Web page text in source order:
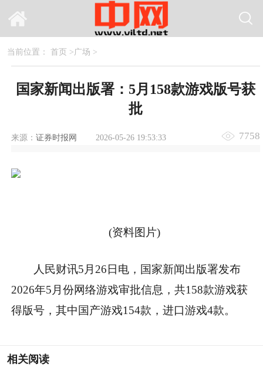
当前位置： 首页 >广场 >
国家新闻出版署：5月158款游戏版号获
批
来源： 证券时报网 2026-05-26 19:53:33 7758
(资料图片)
人民财讯5月26日电，国家新闻出版署发布
2026年5月份网络游戏审批信息，共158款游戏获
得版号，其中国产游戏154款，进口游戏4款。
相关阅读